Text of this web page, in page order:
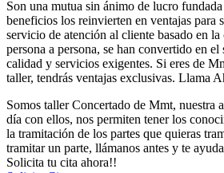
Son una mutua sin ánimo de lucro
beneficios los reinvierten en ventajas para
servicio de atención al cliente basado en
persona a persona, se han convertido en el
calidad y servicios exigentes. Si eres de
taller, tendrás ventajas exclusivas. Llama
Somos taller Concertado de Mmt, nuestra
día con ellos, nos permiten tener los
la tramitación de los partes que quieras
tramitar un parte, llámanos antes y te
Solicita tu cita ahora!!